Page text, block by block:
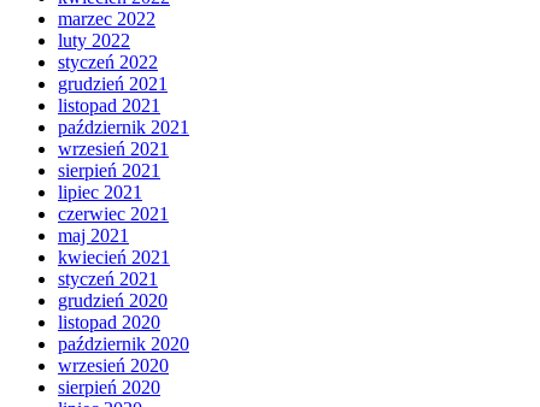
marzec 2022
luty 2022
styczeń 2022
grudzień 2021
listopad 2021
październik 2021
wrzesień 2021
sierpień 2021
lipiec 2021
czerwiec 2021
maj 2021
kwiecień 2021
styczeń 2021
grudzień 2020
listopad 2020
październik 2020
wrzesień 2020
sierpień 2020